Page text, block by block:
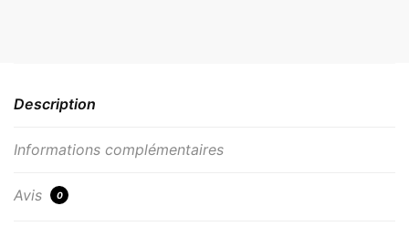
Description
Informations complémentaires
Avis 0